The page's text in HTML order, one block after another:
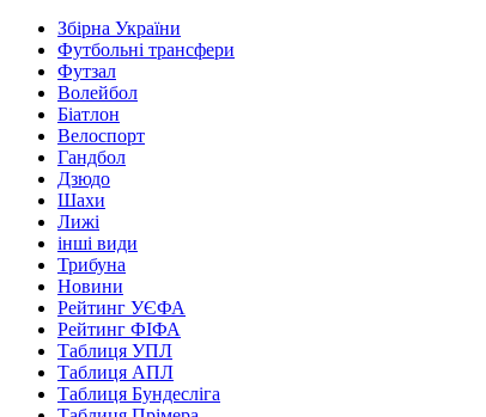
Збірна України
Футбольні трансфери
Футзал
Волейбол
Біатлон
Велоспорт
Гандбол
Дзюдо
Шахи
Лижі
інші види
Трибуна
Новини
Рейтинг УЄФА
Рейтинг ФІФА
Таблиця УПЛ
Таблиця АПЛ
Таблиця Бундесліга